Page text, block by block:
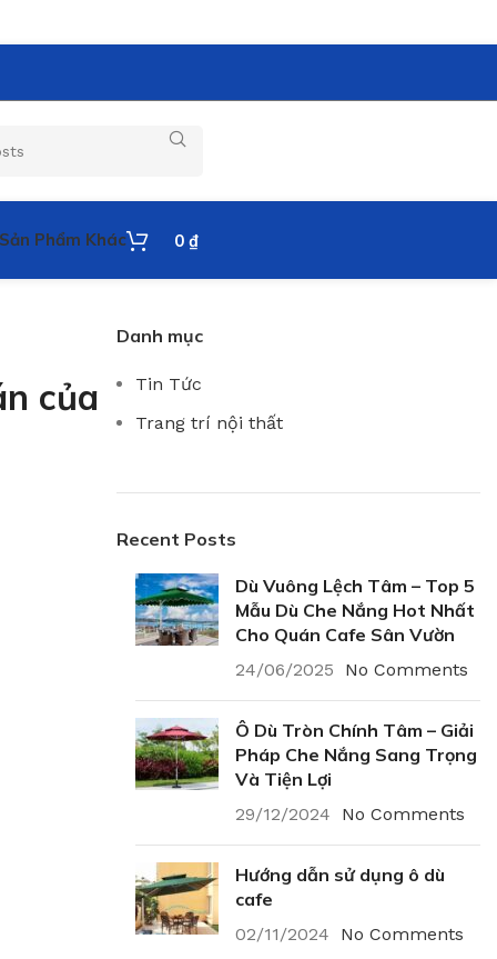
Sản Phẩm Khác 0 ₫
của
Danh mục
Tin Tức
Trang trí nội thất
Recent Posts
Dù Vuông Lệch Tâm – Top 5
Mẫu Dù Che Nắng Hot Nhất
Cho Quán Cafe Sân Vườn
24/06/2025 No Comments
Ô Dù Tròn Chính Tâm – Giải
Pháp Che Nắng Sang Trọng
Và Tiện Lợi
29/12/2024 No Comments
Hướng dẫn sử dụng ô dù
cafe
02/11/2024 No Comments